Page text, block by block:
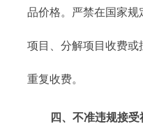
品价格。严禁在国家
项目、分解项目收费
重复收费。
四、不准违规接